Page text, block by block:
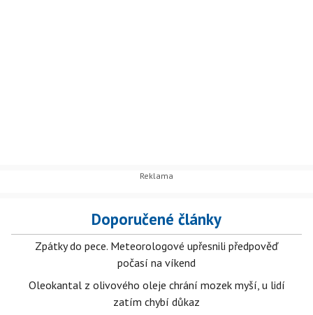
Doporučené články
Zpátky do pece. Meteorologové upřesnili předpověď
počasí na víkend
Oleokantal z olivového oleje chrání mozek myší, u lidí
zatím chybí důkaz